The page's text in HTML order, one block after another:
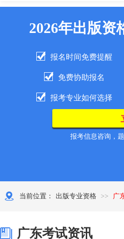
冲刺直播
2026-8-27 11:00:00
主讲老师：赵老师
2026-9-06 1:00:00
2026-9-13 1:00:00
2026年出版资
报名时间免费提醒
免费协助报名
报考专业如何选择
报考信息咨询，
当前位置： 出版专业资格 >> 广
广东考试资讯